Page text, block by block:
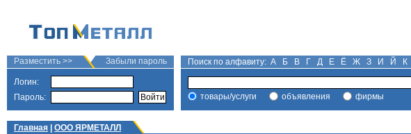
Разместить >> Забыли пароль
Логин:
Пароль:
Поиск по алфавиту: А Б В Г Д Е Ё Ж З И Й К
товары/услуги объявления фирмы
Главная ООО ЯРМЕТАЛЛ